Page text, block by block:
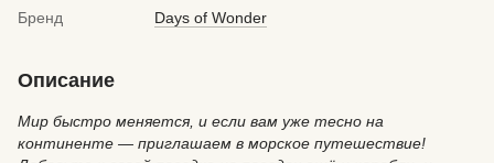
Бренд Days of Wonder
Описание
Мир быстро меняется, и если вам уже тесно на
континенте — приглашаем в морское путешествие!